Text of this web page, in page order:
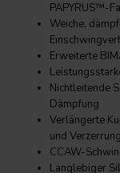
PAPYRUS™-
Weiche,
Erweiterte
Nichtleitende
Dämpfung
Verlängerte
und
CCAW-
Langlebiger